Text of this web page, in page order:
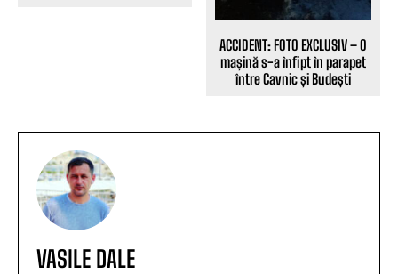
ACCIDENT: FOTO EXCLUSIV – O
mașină s-a înfipt în parapet
între Cavnic și Budești
VASILE DALE